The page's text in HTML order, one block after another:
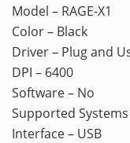
Model – RAGE-X1
Color – Black
Driver – Plug and
DPI – 6400
Software – No
Supported Systems
Interface – USB